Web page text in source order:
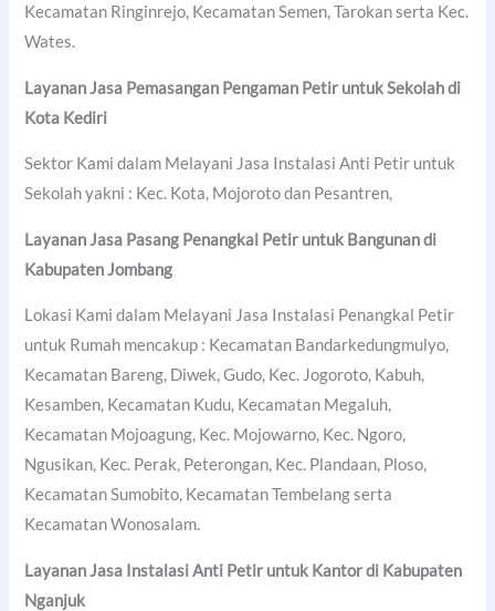
Kecamatan Ringinrejo, Kecamatan Semen, Tarokan serta Kec.
Wates.
Layanan Jasa Pemasangan Pengaman Petir untuk Sekolah di
Kota Kediri
Sektor Kami dalam Melayani Jasa Instalasi Anti Petir untuk
Sekolah yakni : Kec. Kota, Mojoroto dan Pesantren,
Layanan Jasa Pasang Penangkal Petir untuk Bangunan di
Kabupaten Jombang
Lokasi Kami dalam Melayani Jasa Instalasi Penangkal Petir
untuk Rumah mencakup : Kecamatan Bandarkedungmulyo,
Kecamatan Bareng, Diwek, Gudo, Kec. Jogoroto, Kabuh,
Kesamben, Kecamatan Kudu, Kecamatan Megaluh,
Kecamatan Mojoagung, Kec. Mojowarno, Kec. Ngoro,
Ngusikan, Kec. Perak, Peterongan, Kec. Plandaan, Ploso,
Kecamatan Sumobito, Kecamatan Tembelang serta
Kecamatan Wonosalam.
Layanan Jasa Instalasi Anti Petir untuk Kantor di Kabupaten
Nganjuk